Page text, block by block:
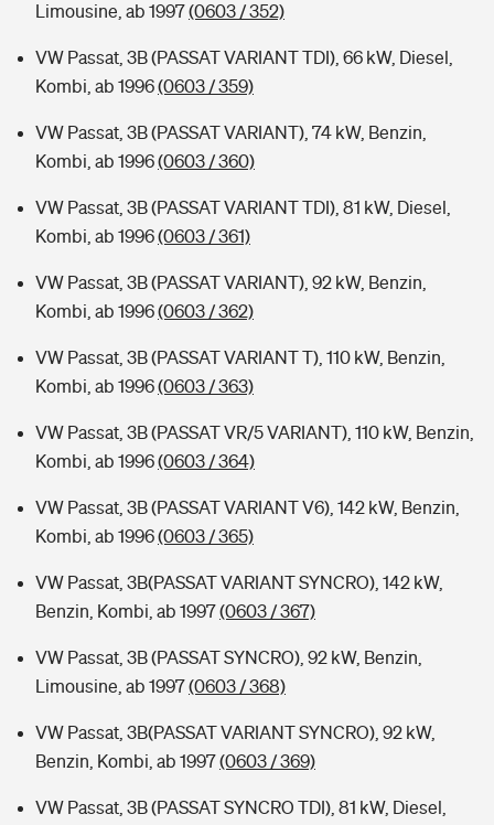
Limousine, ab 1997(0603 / 352)
VW Passat, 3B (PASSAT VARIANT TDI), 66 kW, Diesel,
Kombi, ab 1996(0603 / 359)
VW Passat, 3B (PASSAT VARIANT), 74 kW, Benzin,
Kombi, ab 1996(0603 / 360)
VW Passat, 3B (PASSAT VARIANT TDI), 81 kW, Diesel,
Kombi, ab 1996(0603 / 361)
VW Passat, 3B (PASSAT VARIANT), 92 kW, Benzin,
Kombi, ab 1996(0603 / 362)
VW Passat, 3B (PASSAT VARIANT T), 110 kW, Benzin,
Kombi, ab 1996(0603 / 363)
VW Passat, 3B (PASSAT VR/5 VARIANT), 110 kW, Benzin,
Kombi, ab 1996(0603 / 364)
VW Passat, 3B (PASSAT VARIANT V6), 142 kW, Benzin,
Kombi, ab 1996(0603 / 365)
VW Passat, 3B(PASSAT VARIANT SYNCRO), 142 kW,
Benzin, Kombi, ab 1997(0603 / 367)
VW Passat, 3B (PASSAT SYNCRO), 92 kW, Benzin,
Limousine, ab 1997(0603 / 368)
VW Passat, 3B(PASSAT VARIANT SYNCRO), 92 kW,
Benzin, Kombi, ab 1997(0603 / 369)
VW Passat, 3B (PASSAT SYNCRO TDI), 81 kW, Diesel,